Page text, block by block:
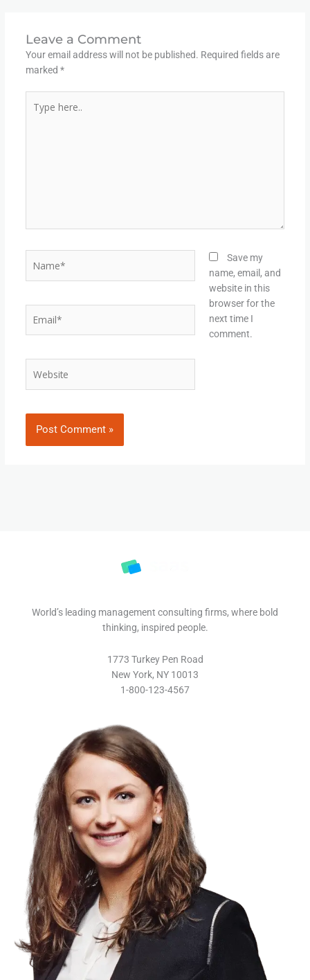
Leave a Comment
Your email address will not be published. Required fields are
marked *
here..
Save my
name, email, and
website in this
browser for the
next time I
comment.
World’s leading management consulting firms, where bold
thinking, inspired people.
1773 Turkey Pen Road
New York, NY 10013
1-800-123-4567